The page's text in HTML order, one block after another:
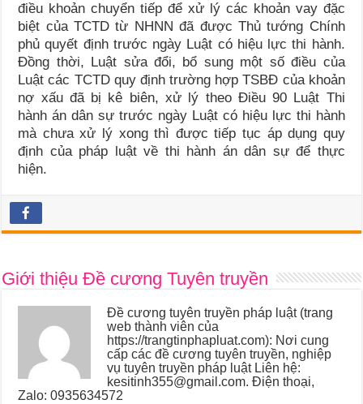
điều khoản chuyển tiếp để xử lý các khoản vay đặc
biệt của TCTD từ NHNN đã được Thủ tướng Chính
phủ quyết định trước ngày Luật có hiệu lực thi hành.
Đồng thời, Luật sửa đổi, bổ sung một số điều của
Luật các TCTD quy định trường hợp TSBĐ của khoản
nợ xấu đã bị kê biên, xử lý theo Điều 90 Luật Thi
hành án dân sự trước ngày Luật có hiệu lực thi hành
mà chưa xử lý xong thì được tiếp tục áp dụng quy
định của pháp luật về thi hành án dân sự để thực
hiện.
Giới thiệu Đề cương Tuyên truyền
Đề cương tuyên truyền pháp luật (trang
web thành viên của
https://trangtinphapluat.com): Nơi cung
cấp các đề cương tuyên truyền, nghiệp
vụ tuyên truyền pháp luật Liên hệ:
kesitinh355@gmail.com. Điện thoại,
Zalo: 0935634572